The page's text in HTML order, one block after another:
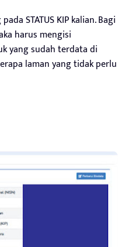
STATUS KIP kalian. Bagi
harus mengisi
yang sudah terdata di
laman yang tidak perlu